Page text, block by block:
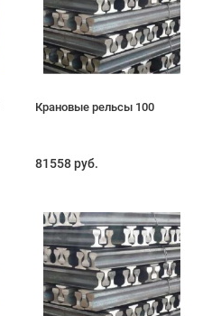
Крановые рельсы 100
81558 руб.